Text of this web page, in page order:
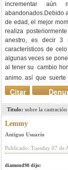
incrementar
abandonados.Debido
de edad, el mejor
realiza
anestro, es decir 3
característicos de
algunas veces se
al tener su cambio
animo. así que
Citar
Titulo: sobre la castración
Lemmy
Antiguo Usuario
Publicado: Tuesday 07 de
diamond98 dijo: